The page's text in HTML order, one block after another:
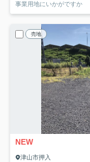
事業用地にいかがですか
売地
NEW
津山市押入